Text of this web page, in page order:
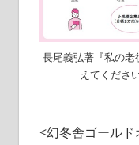
長尾義弘著『私の老
えてくださ
<幻冬舎ゴール